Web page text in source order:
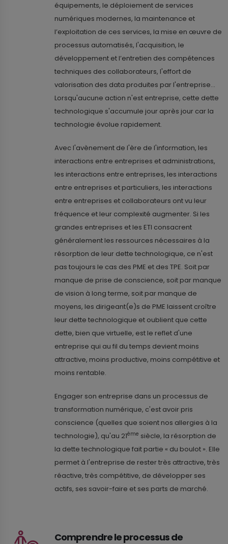
équipements, le déploiement de services
numériques modernes, la maintenance et
l’exploitation de ces services, la mise en œuvre de
processus automatisés, l'acquisition, le
développement et l’entretien des compétences
techniques des collaborateurs, l'effort de
valorisation des data produites par l'entreprise...
Lorsqu'aucune action n'est entreprise, cette dette
technologique s'accumule jour après jour car la
technologie évolue rapidement.
Avec l'avènement de l'ère de l'information, les
interactions entre entreprises et administrations,
les interactions entre entreprises, les interactions
entre entreprises et particuliers, les interactions
entre entreprises et collaborateurs ont vu leur
fréquence et leur complexité augmenter. Si les
grandes entreprises et les ETI consacrent
généralement les ressources nécessaires à la
résorption de leur dette technologique, ce n'est
pas toujours le cas des PME et des TPE. Soit par
manque de prise de conscience, soit par manque
de vision à long terme, soit par manque de
moyens, les dirigeant(e)s de PME laissent croître
leur dette technologique et oublient que cette
dette, bien que virtuelle, est le reflet d'une
entreprise qui au fil du temps devient moins
attractive, moins productive, moins compétitive et
moins rentable.
Engager son entreprise dans un processus de
transformation numérique, c'est avoir pris
conscience (quelles que soient nos allergies à la
technologie), qu'au 21ème siècle, la résorption de
la dette technologique fait partie « du boulot ». Elle
permet à l'entreprise de rester très attractive, très
réactive, très compétitive, de développer ses
actifs, ses savoir-faire et ses parts de marché.
Comprendre le processus de